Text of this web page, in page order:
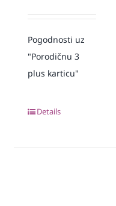
Pogodnosti uz
"Porodičnu 3
plus karticu"
Details